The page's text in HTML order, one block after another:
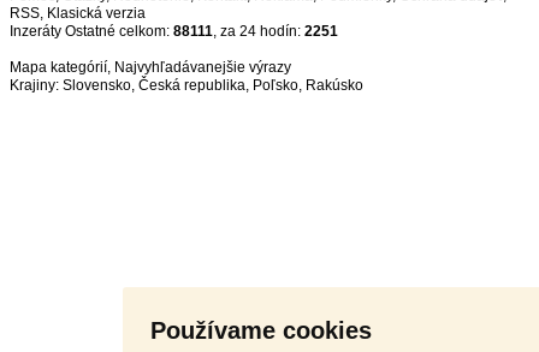
Používame cookies
RSS,
Inzeráty Ostatné celkom: 88111, za 24 hodín: 2251
Mapa kategórií, Najvyhľadávanejšie výrazy
Krajiny: Slovensko, Česká republika, Poľsko, Rakúsko